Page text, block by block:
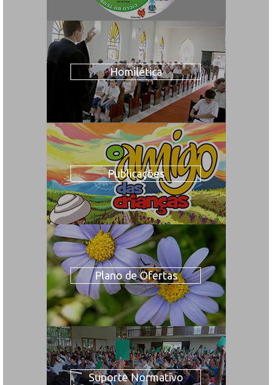
Homilética
Publicações
Plano de Ofertas
Suporte Normativo